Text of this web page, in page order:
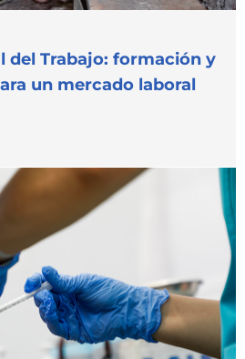
del Trabajo: formación y
un mercado laboral